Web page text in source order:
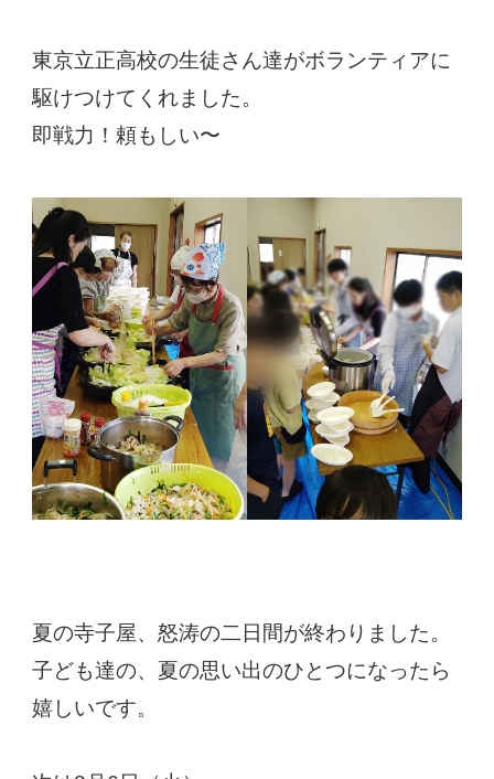
東京立正高校の生徒さん達がボランティアに
駆けつけてくれました。
即戦力！頼もしい〜
夏の寺子屋、怒涛の二日間が終わりました。
子ども達の、夏の思い出のひとつになったら
嬉しいです。